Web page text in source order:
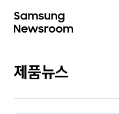
제품뉴스